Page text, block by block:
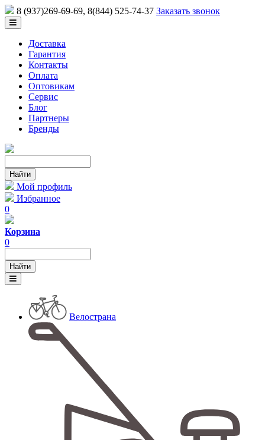
8 (937)269-69-69, 8(844) 525-74-37 Заказать звонок
Доставка
Гарантия
Контакты
Оплата
Оптовикам
Сервис
Блог
Партнеры
Бренды
Мой профиль
Избранное
0
Корзина
0
Велострана